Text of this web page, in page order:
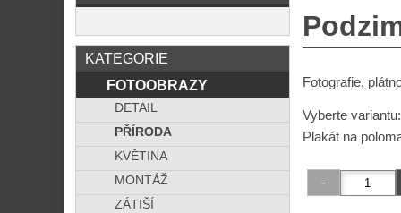
Fotografie,
Vyberte
Plakát na
KATEGORIE
FOTOOBRAZY
DETAIL
PŘÍRODA
KVĚTINA
MONTÁŽ
ZÁTIŠÍ